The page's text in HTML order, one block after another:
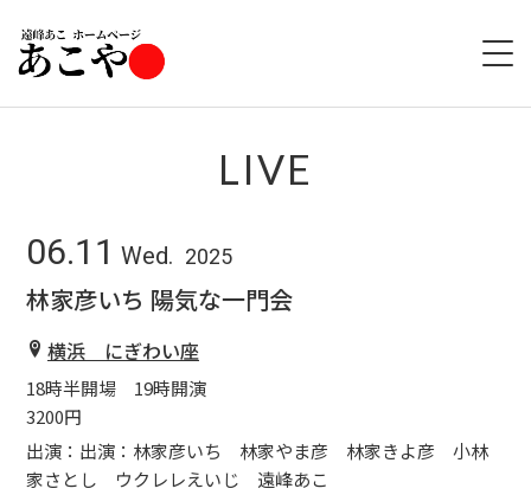
DISCOGRAPHY
LIVE
06.11 Wed. 2025
林家彦いち 陽気な一門会
横浜 にぎわい座
18時半開場 19時開演
3200円
出演：出演：林家彦いち 林家やま彦 林家きよ彦 小林
家さとし ウクレレえいじ 遠峰あこ